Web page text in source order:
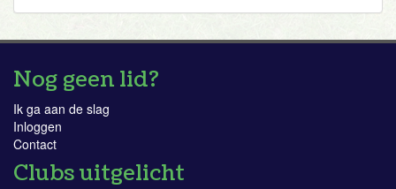
Nog geen lid?
Ik ga aan de slag
Inloggen
Contact
Clubs uitgelicht